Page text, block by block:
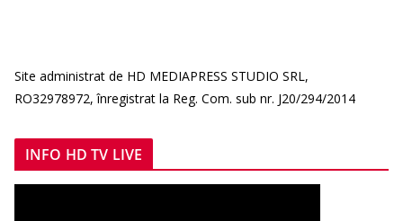
Site administrat de HD MEDIAPRESS STUDIO SRL,
RO32978972, înregistrat la Reg. Com. sub nr. J20/294/2014
INFO HD TV LIVE